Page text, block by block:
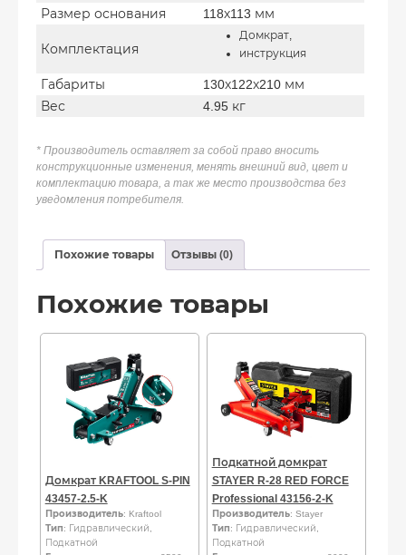
Размер основания
118х113 мм
Комплектация
Домкрат,
инструкция
Габариты
130х122х210 мм
Вес
4.95 кг
* Производитель оставляет за собой право вносить
конструкционные изменения, менять внешний вид, цвет и
комплектацию товара, а так же место производства без
уведомления потребителя.
Похожие товары Отзывы (0)
Похожие товары
Домкрат KRAFTOOL S-PIN
43457-2.5-K
Производитель: Kraftool
Тип: Гидравлический,
Подкатной
Подкатной домкрат
STAYER R-28 RED FORCE
Professional 43156-2-K
Производитель: Stayer
Тип: Гидравлический,
Подкатной